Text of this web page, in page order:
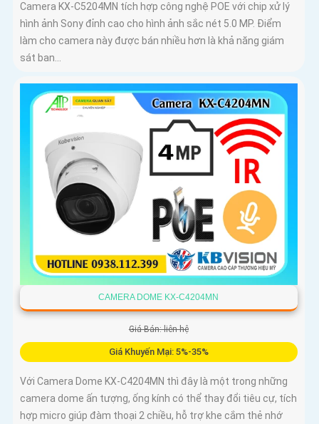
Camera KX-C5204MN tích hợp công nghệ POE với chip xử lý
hình ảnh Sony đỉnh cao cho hình ảnh sắc nét 5.0 MP. Điểm
làm cho camera này được bán nhiều hơn là khả năng giám
sát ban...
CAMERA DOME KX-C4204MN
Giá Bán: liên hệ
Giá Khuyến Mại: 5%-35%
Với Camera Dome KX-C4204MN thì đây là một trong những
camera dome ấn tượng, ống kính có thể thay đổi tiêu cự, tích
hợp micro giúp đàm thoại 2 chiều, hỗ trợ khe cắm thẻ nhớ